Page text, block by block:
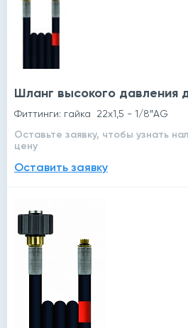
Шланг высокого давления
Фиттинги: гайка 22х1,5 - 1/8″AG
Оставьте заявку, чтобы узнать
цену
Оставить заявку